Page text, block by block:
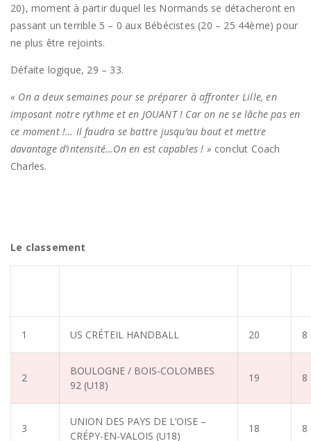
20), moment à partir duquel les Normands se détacheront en
passant un terrible 5 – 0 aux Bébécistes (20 – 25 44ème) pour
ne plus être rejoints.
Défaite logique, 29 – 33.
« On a deux semaines pour se préparer à affronter Lille, en
imposant notre rythme et en JOUANT ! Car on ne se lâche pas en
ce moment !… Il faudra se battre jusqu’au bout et mettre
davantage d’intensité…On en est capables ! » conclut Coach
Charles.
Le classement
1 US CRÉTEIL HANDBALL 20 8
2
BOULOGNE / BOIS-COLOMBES
92 (U18)
19 8
3
UNION DES PAYS DE L’OISE –
CRÉPY-EN-VALOIS (U18)
18 8